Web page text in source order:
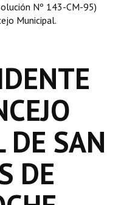
Nº 143-CM-95)
Municipal.
DE SAN
DE